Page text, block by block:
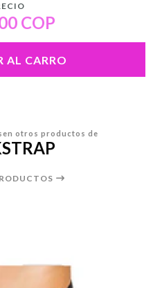
COP
AL CARRO
otros productos de